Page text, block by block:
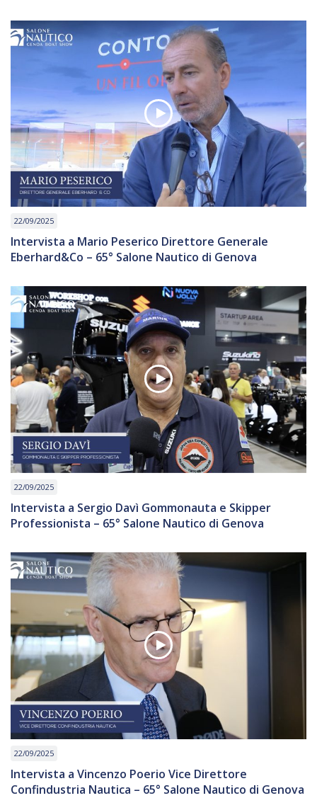
22/09/2025
Intervista a Mario Peserico Direttore Generale
Eberhard&Co – 65° Salone Nautico di Genova
22/09/2025
Intervista a Sergio Davì Gommonauta e Skipper
Professionista – 65° Salone Nautico di Genova
22/09/2025
Intervista a Vincenzo Poerio Vice Direttore
Confindustria Nautica – 65° Salone Nautico di Genova